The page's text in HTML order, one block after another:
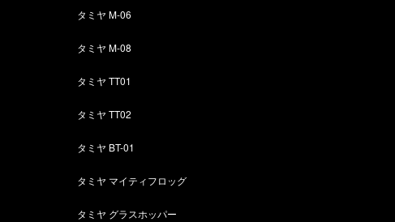
タミヤ M-06
タミヤ M-08
タミヤ TT01
タミヤ TT02
タミヤ BT-01
タミヤ マイティフロッグ
タミヤ グラスホッパー